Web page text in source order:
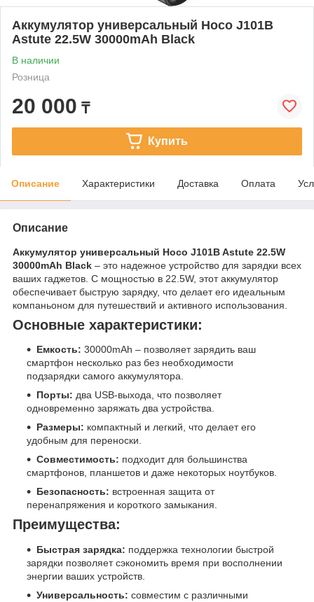
Аккумулятор универсальный Hoco J101B
Astute 22.5W 30000mAh Black
В наличии
Розница
20 000 ₸
Купить
Описание Характеристики Доставка Оплата
Описание
Аккумулятор универсальный Hoco J101B Astute 22.5W
30000mAh Black – это надежное устройство для зарядки всех
ваших гаджетов. С мощностью в 22.5W, этот аккумулятор
обеспечивает быструю зарядку, что делает его идеальным
компаньоном для путешествий и активного использования.
Основные характеристики:
Емкость: 30000mAh – позволяет зарядить ваш
смартфон несколько раз без необходимости
подзарядки самого аккумулятора.
Порты: два USB-выхода, что позволяет
одновременно заряжать два устройства.
Размеры: компактный и легкий, что делает его
удобным для переноски.
Совместимость: подходит для большинства
смартфонов, планшетов и даже некоторых ноутбуков.
Безопасность: встроенная защита от
перенапряжения и короткого замыкания.
Преимущества:
Быстрая зарядка: поддержка технологии быстрой
зарядки позволяет сэкономить время при восполнении
энергии ваших устройств.
Универсальность: совместим с различными